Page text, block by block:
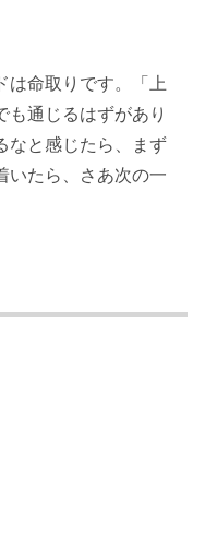
は命取りです。「上
も通じるはずがあり
なと感じたら、まず
いたら、さあ次の一